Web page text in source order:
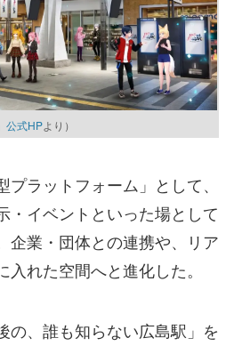
公式HPより）
ラットフォーム」として、
・イベントといった場として
企業・団体との連携や、リア
れた空間へと進化した。
の、誰も知らない広島駅」を